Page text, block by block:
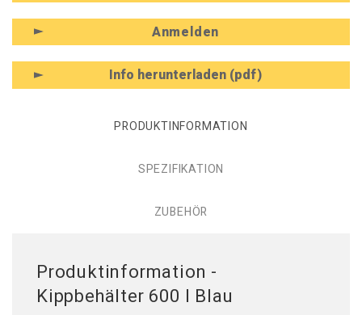
Anmelden
Info herunterladen (pdf)
PRODUKTINFORMATION
SPEZIFIKATION
ZUBEHÖR
Produktinformation -
Kippbehälter 600 l Blau